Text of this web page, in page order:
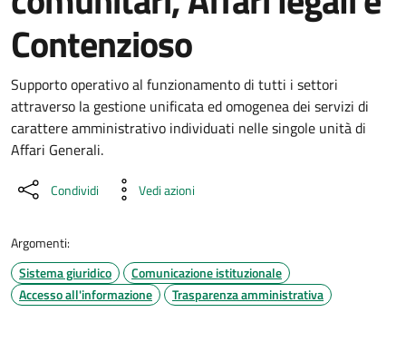
Contenzioso
Dettaglio dell'unità
Supporto operativo al funzionamento di tutti i settori
attraverso la gestione unificata ed omogenea dei servizi di
carattere amministrativo individuati nelle singole unità di
Affari Generali.
Condividi Vedi azioni
Argomenti:
Sistema giuridico
Comunicazione istituzionale
Accesso all'informazione
Trasparenza amministrativa